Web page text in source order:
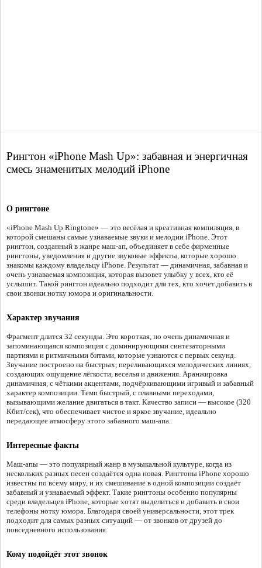
Рингтон «iPhone Mash Up»: забавная и энергичная
смесь знаменитых мелодий iPhone
О рингтоне
«iPhone Mash Up Ringtone» — это весёлая и креативная компиляция, в
которой смешаны самые узнаваемые звуки и мелодии iPhone. Этот
рингтон, созданный в жанре маш-ап, объединяет в себе фирменные
рингтоны, уведомления и другие звуковые эффекты, которые хорошо
знакомы каждому владельцу iPhone. Результат — динамичная, забавная и
очень узнаваемая композиция, которая вызовет улыбку у всех, кто её
услышит. Такой рингтон идеально подходит для тех, кто хочет добавить в
свои звонки нотку юмора и оригинальности.
Характер звучания
Фрагмент длится 32 секунды. Это короткая, но очень динамичная и
запоминающаяся композиция с доминирующими синтезаторными
партиями и ритмичными битами, которые узнаются с первых секунд.
Звучание построено на быстрых, переливающихся мелодических линиях,
создающих ощущение лёгкости, веселья и движения. Аранжировка
динамичная, с чёткими акцентами, подчёркивающими игривый и забавный
характер композиции. Темп быстрый, с плавными переходами,
вызывающими желание двигаться в такт. Качество записи — высокое (320
Кбит/сек), что обеспечивает чистое и яркое звучание, идеально
передающее атмосферу этого забавного маш-апа.
Интересные факты
Маш-апы — это популярный жанр в музыкальной культуре, когда из
нескольких разных песен создаётся одна новая. Рингтоны iPhone хорошо
известны по всему миру, и их смешивание в одной композиции создаёт
забавный и узнаваемый эффект. Такие рингтоны особенно популярны
среди владельцев iPhone, которые хотят выделиться и добавить в свои
телефоны нотку юмора. Благодаря своей универсальности, этот трек
подходит для самых разных ситуаций — от звонков от друзей до
повседневного использования.
Кому подойдёт этот звонок